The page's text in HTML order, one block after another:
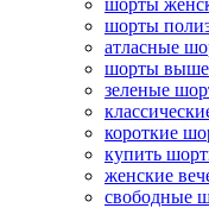
шорты
атласные
шорты выше
зеленые
короткие
купить
женские
свободные